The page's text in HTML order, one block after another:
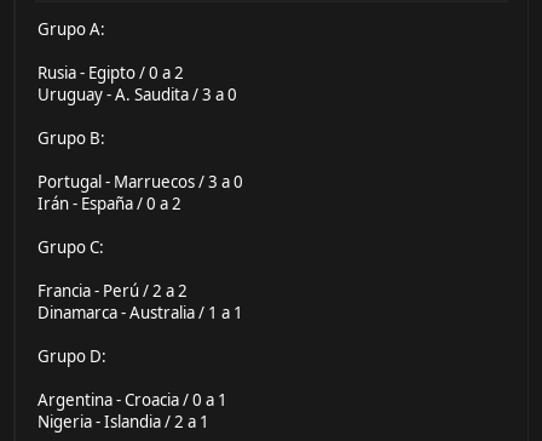
Grupo A:
Rusia - Egipto / 0 a 2
Uruguay - A. Saudita / 3 a 0
Grupo B:
Portugal - Marruecos / 3 a 0
Irán - España / 0 a 2
Grupo C:
Francia - Perú / 2 a 2
Dinamarca - Australia / 1 a 1
Grupo D:
Argentina - Croacia / 0 a 1
Nigeria - Islandia / 2 a 1